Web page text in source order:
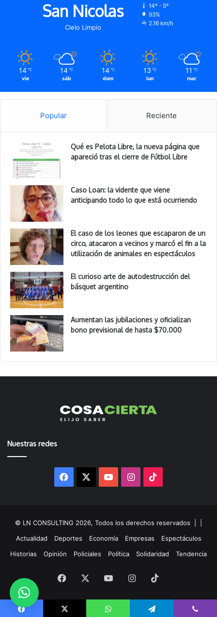
San Nicolas
Cielo Limpio
14º - 5º
93%
2.16 km/h
14 ℃
vie
14 ℃
sáb
14 ℃
dom
13 ℃
lun
11 ℃
mar
Popular Reciente
Qué es Pelota Libre, la nueva página que
apareció tras el cierre de Fútbol Libre
Caso Loan: la vidente que viene
anticipando todo lo que está ocurriendo
El caso de los leones que escaparon de un
circo, atacaron a vecinos y marcó el fin a la
utilización de animales en espectáculos
El curioso arte de autodestrucción del
básquet argentino
Aumentan las jubilaciones y oficializan
bono previsional de hasta $70.000
Nuestras redes
Facebook YouTubeInstagram
© LN CONSULTING 2026, Todos los derechos reservados |
Actualidad
Deportes Economía Empresas
Espectáculos
Historias
Opinión Policiales Política Solidaridad Tendencia
Facebook YouTubeInstagram